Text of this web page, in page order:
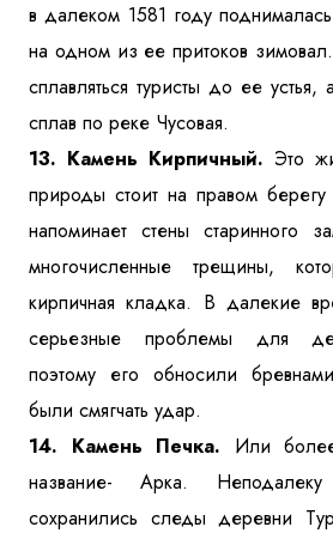
в далеком 1581 году
на одном из ее притоков
сплавляться туристы до ее
сплав по реке Чусовая.
13. Камень Кирпичный. Это
природы стоит на правом
напоминает стены старинного
многочисленные трещины,
кирпичная кладка. В далекие
серьезные проблемы для
поэтому его обносили
были смягчать удар.
14. Камень Печка. Или
название- Арка.
сохранились следы деревни